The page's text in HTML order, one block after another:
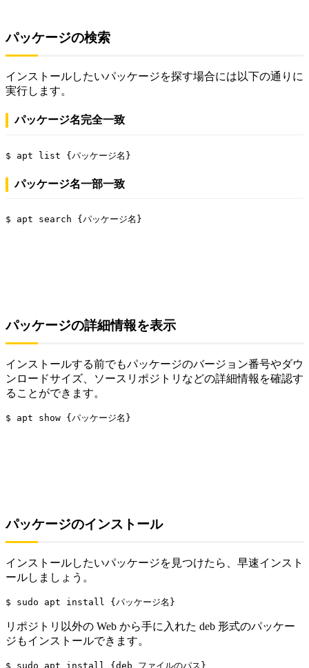
パッケージの検索
インストールしたいパッケージを探す場合には以下の通りに
実行します。
パッケージ名完全一致
$ apt list {パッケージ名}
パッケージ名一部一致
$ apt search {パッケージ名}
パッケージの詳細情報を表示
インストールする前でもパッケージのバージョン番号やダウ
ンロードサイズ、ソースリポジトリなどの詳細情報を確認す
ることができます。
$ apt show {パッケージ名}
パッケージのインストール
インストールしたいパッケージを見つけたら、早速インスト
ールしましょう。
$ sudo apt install {パッケージ名}
リポジトリ以外の Web から手に入れた deb 形式のパッケー
ジもインストールできます。
$ sudo apt install {deb ファイルのパス}